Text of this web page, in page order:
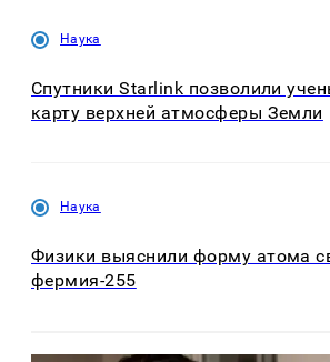
Наука
Спутники Starlink позволили
карту верхней атмосферы Земли
Наука
Физики выяснили форму атома
фермия-255